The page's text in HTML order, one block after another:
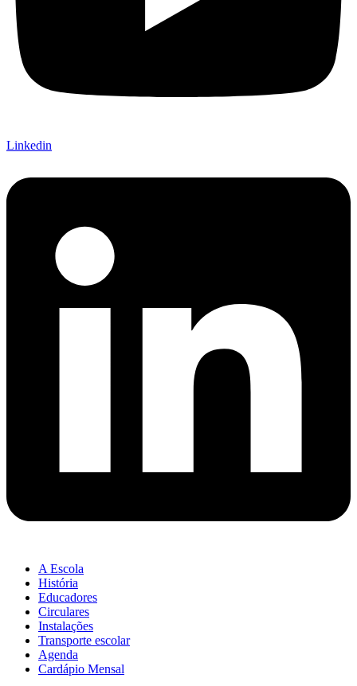
Linkedin
A Escola
História
Educadores
Circulares
Instalações
Transporte escolar
Agenda
Cardápio Mensal